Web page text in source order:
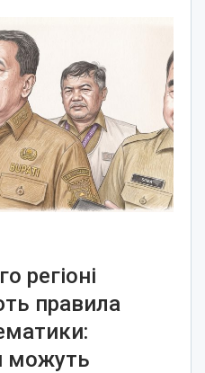
регіоні
правила
можуть